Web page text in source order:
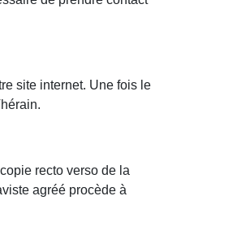
site internet. Une fois le
recto verso de la
agréé procède à